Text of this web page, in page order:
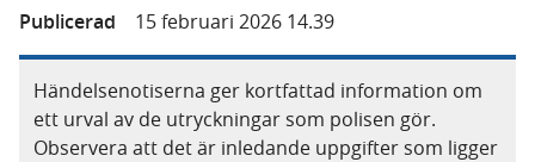
Publicerad
15 februari 2026 14.39
Händelsenotiserna ger kortfattad information om
ett urval av de utryckningar som polisen gör.
Observera att det är inledande uppgifter som ligger